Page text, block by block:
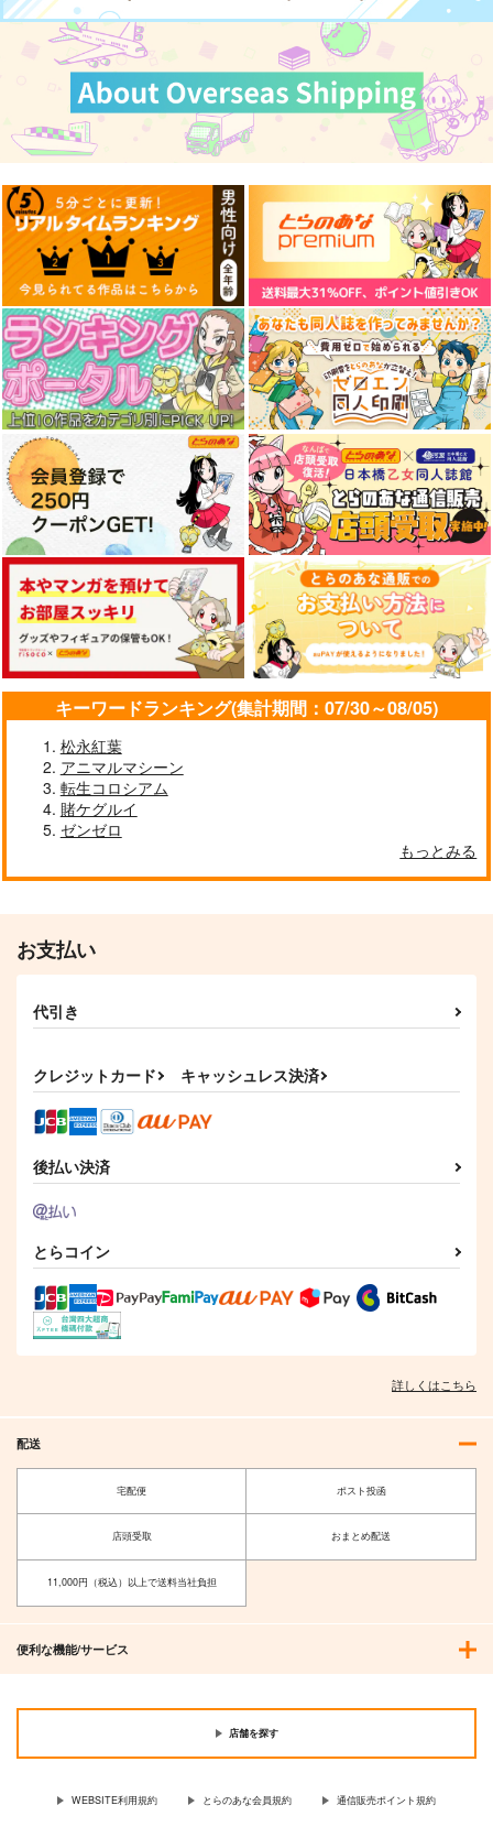
神座万象・第十四機
関
2,178円（税込）
オリジナル
サンプル
カート
巡り合う」絵師100人
展 16 大阪展 前売り券
産経新聞社
1,300 円（税込）
オリジナル
サンプル
カート
年 Vol.1
WhitePlanter
1,320 （税込）
オリジナル
サンプル
カート
森倉円「名前のない
星」絵師100人
展 16 大阪展 前売り券
産経新聞社
1,300
オリジナル
サンプル
カート
作品詳細 作品詳細
Bunny Blend
ロイヤルマウンテン
770円（税込）
青山 澄香
サンプル
作品詳細
少女愛万華鏡
保田塾
1,100円（税込）
サンプル
作品詳細
TAKUNOMIX vol.01
アットホーム酒家
2,970円（税込）
アイリス
サンプル
作品詳細
キーワードランキング(集計期間：07/30～08/05)
松永紅葉
アニマルマシーン
転生コロシアム
賭ケグルイ
ゼンゼロ
もっとみる
お支払い
代引き
クレジットカード キャッシュレス決済
後払い決済
とらコイン
詳しくはこちら
配送
宅配便 ポスト投函
店頭受取 おまとめ配送
11,000円（税込）以上で送料当社負担
便利な機能/サービス
店舗を探す
WEBSITE利用規約 とらのあな会員規約 通信販売ポイント規約